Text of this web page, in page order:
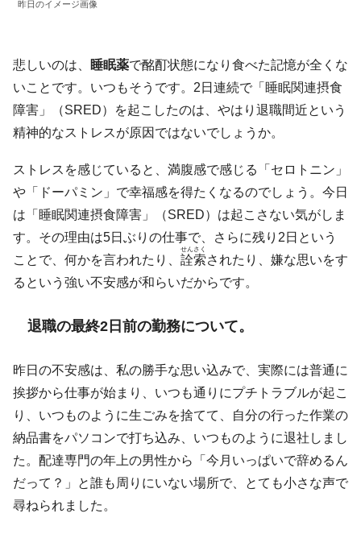
昨日のイメージ画像
悲しいのは、 睡眠薬で酩酊状態になり食べた記憶が全くな
いことです。いつもそうです。2日連続で「睡眠関連摂食
障害」（SRED）を起こしたのは、やはり退職間近という
精神的なストレスが原因ではないでしょうか。
ストレスを感じていると、満腹感で感じる「セロトニン」
や「ドーパミン」で幸福感を得たくなるのでしょう。今日
は「睡眠関連摂食障害」（SRED）は起こさない気がしま
す。その理由は5日ぶりの仕事で、さらに残り2日という
ことで、何かを言われたり、 詮索
せんさく
されたり、嫌な思いをす
るという強い不安感が和らいだからです。
退職の最終2日前の勤務について。
昨日の不安感は、私の勝手な思い込みで、実際には普通に
挨拶から仕事が始まり、いつも通りにプチトラブルが起こ
り、いつものように生ごみを捨てて、自分の行った作業の
納品書をパソコンで打ち込み、いつものように退社しまし
た。配達専門の年上の男性から「今月いっぱいで辞めるん
だって？」と誰も周りにいない場所で、とても小さな声で
尋ねられました。